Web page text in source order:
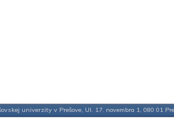
univerzity v Prešove, Ul. 17. novembra 1, 080 01